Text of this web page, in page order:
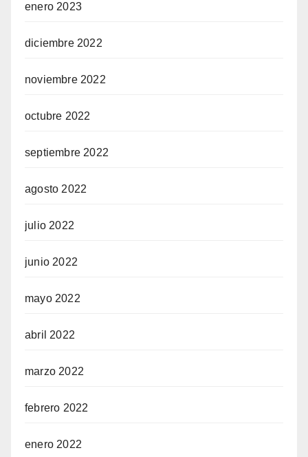
enero 2023
diciembre 2022
noviembre 2022
octubre 2022
septiembre 2022
agosto 2022
julio 2022
junio 2022
mayo 2022
abril 2022
marzo 2022
febrero 2022
enero 2022